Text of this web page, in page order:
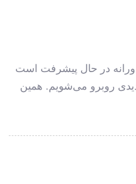
در حال پیشرفت است
روبرو می‌شویم. همین